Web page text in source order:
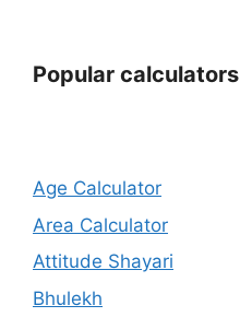
Popular calculators
Age Calculator
Area Calculator
Attitude Shayari
Bhulekh